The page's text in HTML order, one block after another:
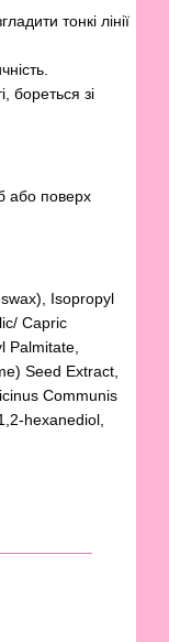
тонкі лінії
бореться зі
або поверх
Isopropyl
Capric
Palmitate,
Seed Extract,
Communis
hexanediol,